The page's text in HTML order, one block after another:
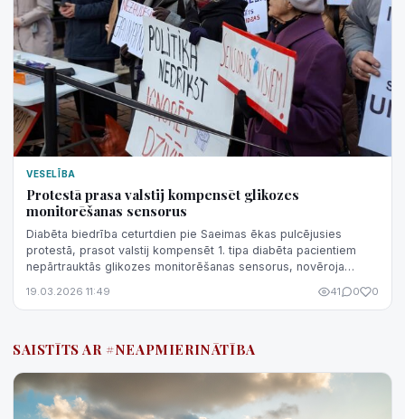
VESELĪBA
Protestā prasa valstij kompensēt glikozes
monitorēšanas sensorus
Diabēta biedrība ceturtdien pie Saeimas ēkas pulcējusies
protestā, prasot valstij kompensēt 1. tipa diabēta pacientiem
nepārtrauktās glikozes monitorēšanas sensorus, novēroja
19.03.2026 11:49 41 0 0
SAISTĪTS AR #NEAPMIERINĀTĪBA